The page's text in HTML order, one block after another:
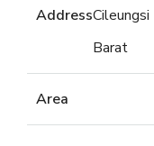
AddressCileungsi
Barat
Area